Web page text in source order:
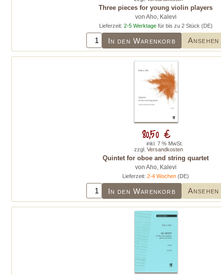
Three pieces for young violin players
von Aho, Kalevi
Lieferzeit: 2-5 Werktagefür bis zu 2 Stück (DE)
In den Warenkorb Ansehen
Quintet for oboe and string quartet
von Aho, Kalevi
Lieferzeit:2-4 Wochen (DE)
In den Warenkorb Ansehen
80,50 €
inkl. 7 % MwSt.
zzgl. Versandkosten